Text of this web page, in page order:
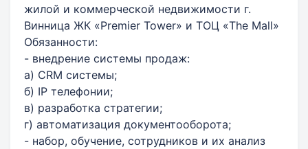
жилой и коммерческой недвижимости г.
Винница ЖК «Premier Tower» и ТОЦ «The Mall»
Обязанности:
- внедрение системы продаж:
а) CRM системы;
б) IP телефонии;
в) разработка стратегии;
г) автоматизация документооборота;
- набор, обучение, сотрудников и их анализ